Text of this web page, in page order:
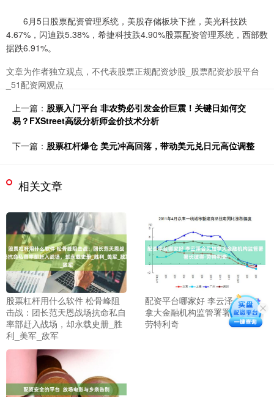
6月5日股票配资管理系统，美股存储板块下挫，美光科技跌
4.67%，闪迪跌5.38%，希捷科技跌4.90%股票配资管理系统，西部数
据跌6.91%。
文章为作者独立观点，不代表股票正规配资炒股_股票配资炒股平台
_51配资网观点
上一篇： 股票入门平台 非农势必引发金价巨震！关键日如何交
易？FXStreet高级分析师金价技术分析
下一篇： 股票杠杆爆仓 美元冲高回落，带动美元兑日元高位调整
相关文章
股票杠杆用什么软件 松骨峰阻
击战：团长范天恩战场抗命私自
率部赶入战场，却永载史册_胜
利_美军_敌军
配资平台哪家好 李云泽会见加
拿大金融机构监管署署长彼得·
劳特利奇